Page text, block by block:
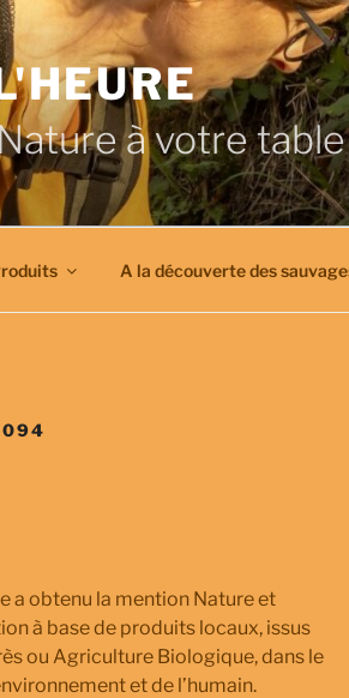
à votre table
A la découverte des
a obtenu la mention Nature et
à base de produits locaux, issus
ou Agriculture Biologique, dans le
et de l’humain.